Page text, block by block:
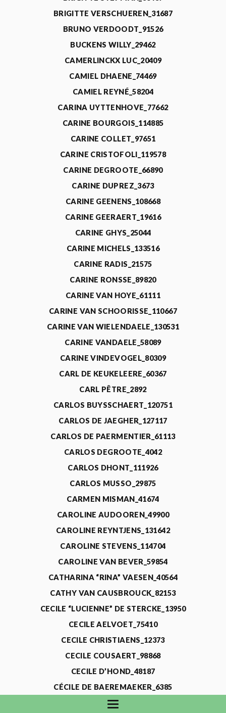
BRIGITTE VERSCHUEREN_31687
BRUNO VERDOODT_91526
BUCKENS WILLY_29462
CAMERLINCKX LUC_20409
CAMIEL DHAENE_74469
CAMIEL REYNÉ_58204
CARINA UYTTENHOVE_77662
CARINE BOURGOIS_114885
CARINE COLLET_97651
CARINE CRISTOFOLI_119578
CARINE DEGROOTE_66890
CARINE DUPREZ_3673
CARINE GEENENS_108668
CARINE GEERAERT_19616
CARINE GHYS_25044
CARINE MICHELS_133516
CARINE RADIS_21575
CARINE RONSSE_89820
CARINE VAN HOYE_61111
CARINE VAN SCHOORISSE_110667
CARINE VAN WIELENDAELE_130531
CARINE VANDAELE_58089
CARINE VINDEVOGEL_80309
CARL DE KEUKELEERE_60367
CARL PÊTRE_2892
CARLOS BUYSSCHAERT_120751
CARLOS DE JAEGHER_127117
CARLOS DE PAERMENTIER_61113
CARLOS DEGROOTE_4042
CARLOS DHONT_111926
CARLOS MUSSO_29875
CARMEN MISMAN_41674
CAROLINE AUDOOREN_49900
CAROLINE REYNTJENS_131642
CAROLINE STEVENS_114704
CAROLINE VAN BEVER_59854
CATHARINA “RINA” VAESEN_40564
CATHY VAN CAUSBROUCK_82153
CECILE “LUCIENNE” DE STERCKE_13950
CECILE AELVOET_75410
CECILE CHRISTIAENS_12373
CECILE COUSAERT_98868
CECILE D’HOND_48187
CÉCILE DE BAEREMAEKER_6385
CECILE DE WAELE_4731